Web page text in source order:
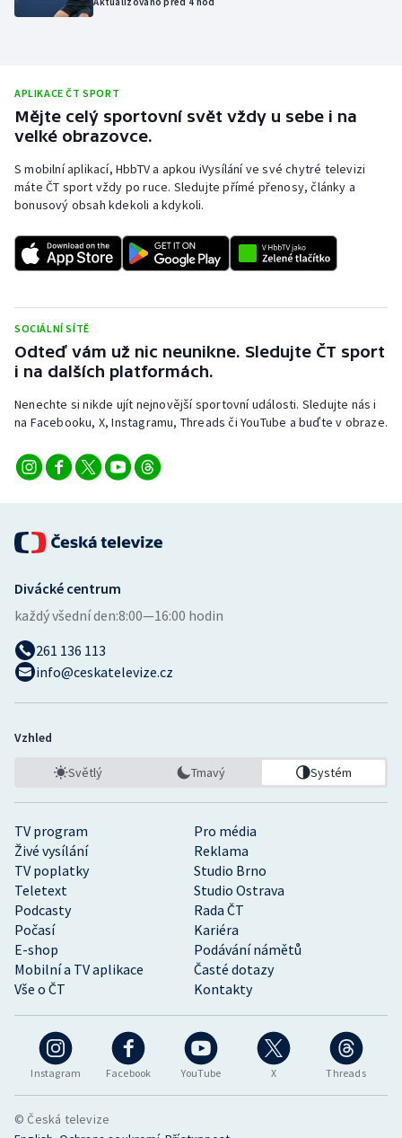
Plážový volejbal
Ragby
Rychlobruslení
Rychlostní kanoistika
Short track
Sportovní střelba
Stolní tenis
Veslování
Vodní slalom
APLIKACE ČT SPORT
Mějte celý sportovní svět vždy u sebe i na
velké obrazovce.
S mobilní aplikací, HbbTV a apkou iVysílání ve své chytré televizi
máte ČT sport vždy po ruce. Sledujte přímé přenosy, články a
bonusový obsah kdekoli a kdykoli.
SOCIÁLNÍ SÍTĚ
Odteď vám už nic neunikne. Sledujte ČT sport
i na dalších platformách.
Nenechte si nikde ujít nejnovější sportovní události. Sledujte nás i
na Facebooku, X, Instagramu, Threads či YouTube a buďte v obraze.
Instagram Facebook YouTube X Threads
TV program
Pro média
Živé vysílání
Reklama
TV poplatky
Studio Brno
Teletext
Studio Ostrava
Podcasty
Rada ČT
Počasí
Kariéra
E-shop
Podávání námětů
Mobilní a TV aplikace
Časté dotazy
Vše o ČT
Kontakty
Divácké centrum
každý všední den:8:00—16:00 hodin
261 136 113
info@ceskatelevize.cz
Vzhled
Světlý Tmavý Systém
© Česká televize